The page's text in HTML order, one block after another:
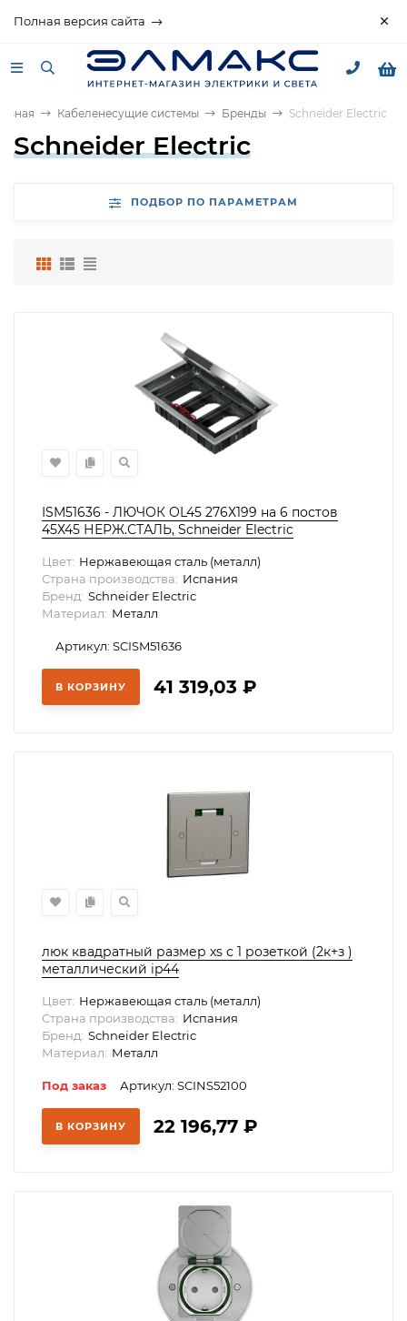
Полная версия сайта
Кабеленесущие системы Бренды Schneider Electric
Schneider Electric
ПОДБОР ПО ПАРАМЕТРАМ
ISM51636 - ЛЮЧОК OL45 276Х199 на 6 постов
45Х45 НЕРЖ.СТАЛЬ, Schneider Electric
Цвет: Нержавеющая сталь (металл)
Страна производства: Испания
Бренд: Schneider Electric
Материал: Металл
Артикул: SCISM51636
В КОРЗИНУ 41 319,03 ₽
люк квадратный размер xs с 1 розеткой (2к+з )
металлический ip44
Цвет: Нержавеющая сталь (металл)
Страна производства: Испания
Бренд: Schneider Electric
Материал: Металл
Под заказ Артикул: SCINS52100
В КОРЗИНУ 22 196,77 ₽